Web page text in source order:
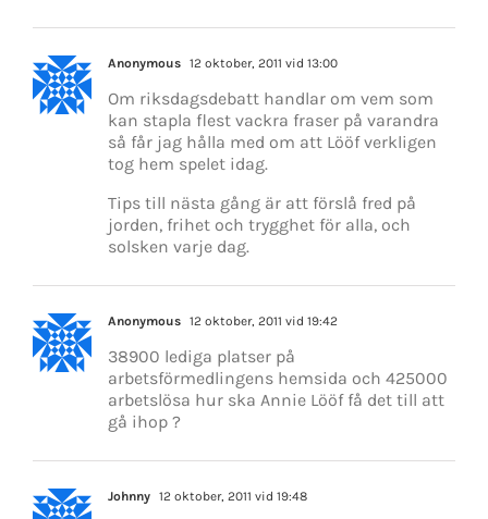
Anonymous 12 oktober, 2011 vid 13:00
Om riksdagsdebatt handlar om vem som
kan stapla flest vackra fraser på varandra
så får jag hålla med om att Lööf verkligen
tog hem spelet idag.
Tips till nästa gång är att förslå fred på
jorden, frihet och trygghet för alla, och
solsken varje dag.
Anonymous 12 oktober, 2011 vid 19:42
38900 lediga platser på
arbetsförmedlingens hemsida och 425000
arbetslösa hur ska Annie Lööf få det till att
gå ihop ?
Johnny 12 oktober, 2011 vid 19:48